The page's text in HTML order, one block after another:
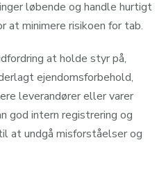
løbende og handle hurtigt
at minimere risikoen for tab.
at holde styr på,
ejendomsforbehold,
leverandører eller varer
god intern registrering og
at undgå misforståelser og